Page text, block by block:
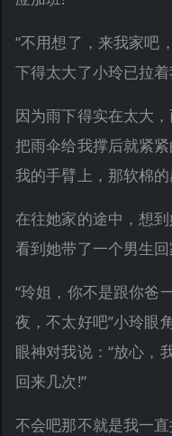
“不用想了，来我家吧
下得太大了小玲已拉
因为雨下得实在太大
把雨伞给我撑后就紧
我的手臂上，那软棉
在往她家的途中，想
看到她带了一个男生
“玲姐，你不是跟你爸
夜，不太好吧”小玲眼
眼神对我说：“放心，
回来几次!”
不会吧那不就是我一直